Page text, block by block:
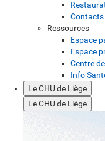
Ressources
Espace
Espace
Centre
Info
Le CHU de Liège
Le CHU de Liège